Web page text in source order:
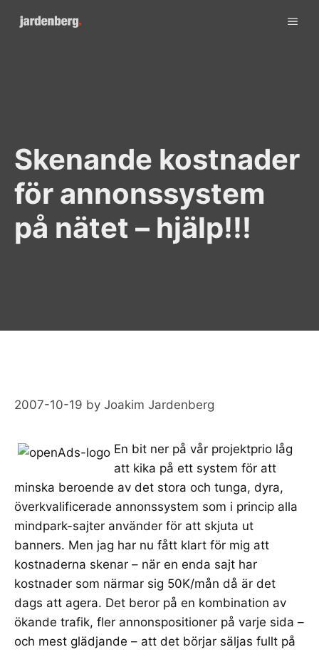
Skenande kostnader
för annonssystem
på nätet – hjälp!!!
2007-10-19 by Joakim Jardenberg
En bit ner på vår projektprio låg
att kika på ett system för att
minska beroende av det stora och tunga, dyra,
överkvalificerade annonssystem som i princip alla
mindpark-sajter använder för att skjuta ut
banners. Men jag har nu fått klart för mig att
kostnaderna skenar – när en enda sajt har
kostnader som närmar sig 50K/mån då är det
dags att agera. Det beror på en kombination av
ökande trafik, fler annonspositioner på varje sida –
och mest glädjande – att det börjar säljas fullt på